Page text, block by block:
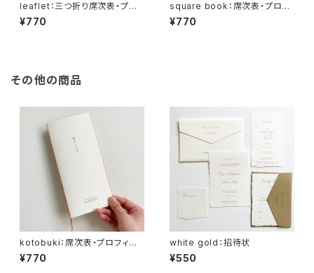
leaflet：三つ折り席次表・プロ
フィールブック
¥770
square book：席次表・プロフ
ィールブック
¥770
その他の商品
kotobuki：席次表・プロフィー
ルブック
¥770
white gold：招待状
¥550